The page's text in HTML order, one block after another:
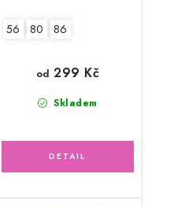
56 80 86
Skladem
od 299 Kč